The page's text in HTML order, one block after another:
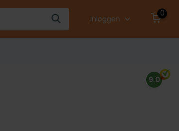
Inloggen
0
9.0